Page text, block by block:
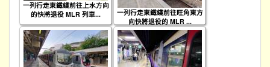
一列行走東鐵綫前往上水方向
的快將退役 MLR 列車...
一列行走東鐵綫前往旺角東方
向快將退役的 MLR ...